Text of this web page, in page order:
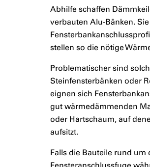
Abhilfe schaffen
verbauten Alu-Bänken.
stellen so die nötige
Problematischer sind
Steinfensterbänken oder
eignen sich
gut wärmedämmenden
oder Hartschaum, auf
aufsitzt.
Falls die Bauteile rund um